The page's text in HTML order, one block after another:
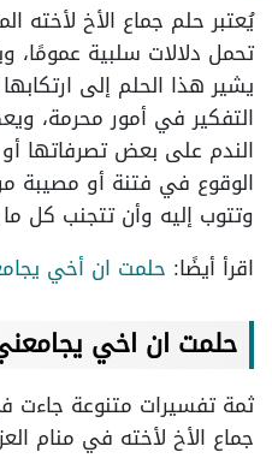
يُعتبر حلم جماع الأخ لأخته
تحمل دلالات سلبية عمومًا،
يشير هذا الحلم إلى
التفكير في أمور محرمة،
الندم على بعض تصرفاتها
الوقوع في فتنة أو مصيبة
وتتوب إليه وأن تتجنب كل
اقرأ أيضًا: حلمت ان أخي
حلمت ان اخي
ثمة تفسيرات متنوعة
جماع الأخ لأخته في منام